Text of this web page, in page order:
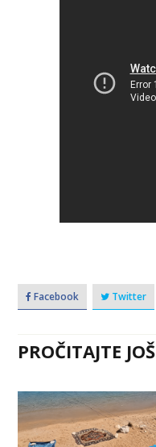
Facebook Twitter
PROČITAJTE JOŠ